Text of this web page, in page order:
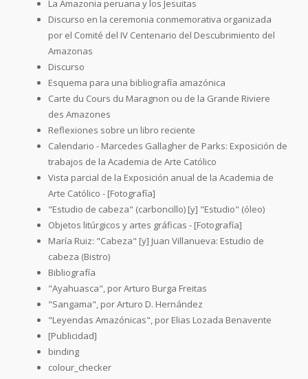
La Amazonia peruana y los Jesuitas
Discurso en la ceremonia conmemorativa organizada
por el Comité del IV Centenario del Descubrimiento del
Amazonas
Discurso
Esquema para una bibliografía amazónica
Carte du Cours du Maragnon ou de la Grande Riviere
des Amazones
Reflexiones sobre un libro reciente
Calendario - Marcedes Gallagher de Parks: Exposición de
trabajos de la Academia de Arte Católico
Vista parcial de la Exposición anual de la Academia de
Arte Católico - [Fotografía]
"Estudio de cabeza" (carboncillo) [y] "Estudio" (óleo)
Objetos litúrgicos y artes gráficas - [Fotografía]
María Ruiz: "Cabeza" [y] Juan Villanueva: Estudio de
cabeza (Bistro)
Bibliografía
"Ayahuasca", por Arturo Burga Freitas
"Sangama", por Arturo D. Hernández
"Leyendas Amazónicas", por Elias Lozada Benavente
[Publicidad]
binding
colour_checker